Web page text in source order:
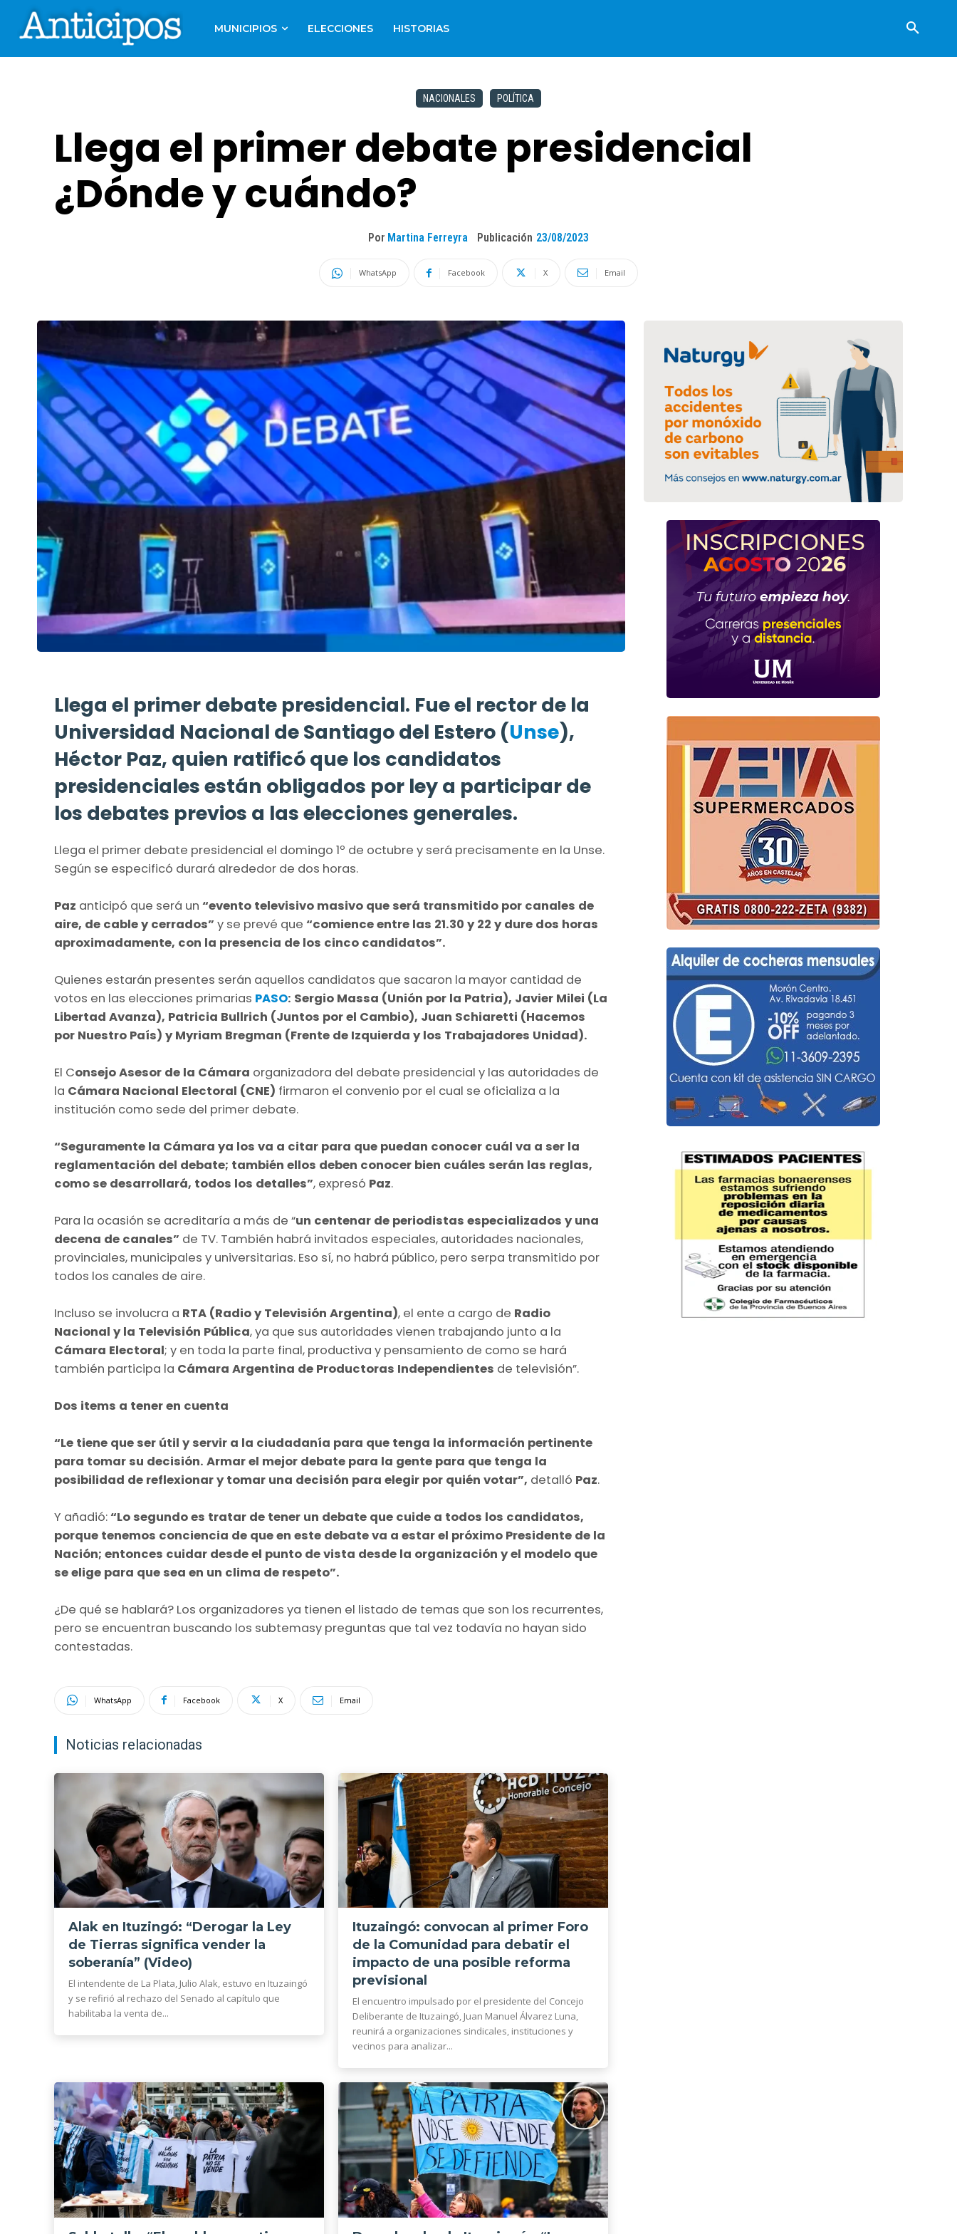
MUNICIPIOS ELECCIONES HISTORIAS
NACIONALES POLÍTICA
Llega el primer debate presidencial
¿Dónde y cuándo?
Por Martina Ferreyra Publicación 23/08/2023
WhatsApp Facebook X Email
Llega el primer debate presidencial. Fue el rector de la
Universidad Nacional de Santiago del Estero (Unse),
Héctor Paz, quien ratificó que los candidatos
presidenciales están obligados por ley a participar de
los debates previos a las elecciones generales.
Llega el primer debate presidencial el domingo 1º de octubre y será precisamente en la Unse.
Según se especificó durará alrededor de dos horas.
Paz anticipó que será un “evento televisivo masivo que será transmitido por canales de
aire, de cable y cerrados” y se prevé que “comience entre las 21.30 y 22 y dure dos horas
aproximadamente, con la presencia de los cinco candidatos”.
Quienes estarán presentes serán aquellos candidatos que sacaron la mayor cantidad de
votos en las elecciones primarias PASO: Sergio Massa (Unión por la Patria), Javier Milei (La
Libertad Avanza), Patricia Bullrich (Juntos por el Cambio), Juan Schiaretti (Hacemos
por Nuestro País) y Myriam Bregman (Frente de Izquierda y los Trabajadores Unidad).
El Consejo Asesor de la Cámara organizadora del debate presidencial y las autoridades de
la Cámara Nacional Electoral (CNE) firmaron el convenio por el cual se oficializa a la
institución como sede del primer debate.
“Seguramente la Cámara ya los va a citar para que puedan conocer cuál va a ser la
reglamentación del debate; también ellos deben conocer bien cuáles serán las reglas,
como se desarrollará, todos los detalles”, expresó Paz.
Para la ocasión se acreditaría a más de “un centenar de periodistas especializados y una
decena de canales” de TV. También habrá invitados especiales, autoridades nacionales,
provinciales, municipales y universitarias. Eso sí, no habrá público, pero serpa transmitido por
todos los canales de aire.
Incluso se involucra a RTA (Radio y Televisión Argentina), el ente a cargo de Radio
Nacional y la Televisión Pública, ya que sus autoridades vienen trabajando junto a la
Cámara Electoral; y en toda la parte final, productiva y pensamiento de como se hará
también participa la Cámara Argentina de Productoras Independientes de televisión”.
Dos items a tener en cuenta
“Le tiene que ser útil y servir a la ciudadanía para que tenga la información pertinente
para tomar su decisión. Armar el mejor debate para la gente para que tenga la
posibilidad de reflexionar y tomar una decisión para elegir por quién votar”, detalló Paz.
Y añadió:“Lo segundo es tratar de tener un debate que cuide a todos los candidatos,
porque tenemos conciencia de que en este debate va a estar el próximo Presidente de la
Nación; entonces cuidar desde el punto de vista desde la organización y el modelo que
se elige para que sea en un clima de respeto”.
¿De qué se hablará? Los organizadores ya tienen el listado de temas que son los recurrentes,
pero se encuentran buscando los subtemasy preguntas que tal vez todavía no hayan sido
contestadas.
WhatsApp Facebook X Email
Noticias relacionadas
Alak en Ituzingó: “Derogar la Ley
de Tierras significa vender la
soberanía” (Video)
El intendente de La Plata, Julio Alak, estuvo en Ituzaingó
y se refirió al rechazo del Senado al capítulo que
habilitaba la venta de...
Ituzaingó: convocan al primer Foro
de la Comunidad para debatir el
impacto de una posible reforma
previsional
El encuentro impulsado por el presidente del Concejo
Deliberante de Ituzaingó, Juan Manuel Álvarez Luna,
reunirá a organizaciones sindicales, instituciones y
vecinos para analizar...